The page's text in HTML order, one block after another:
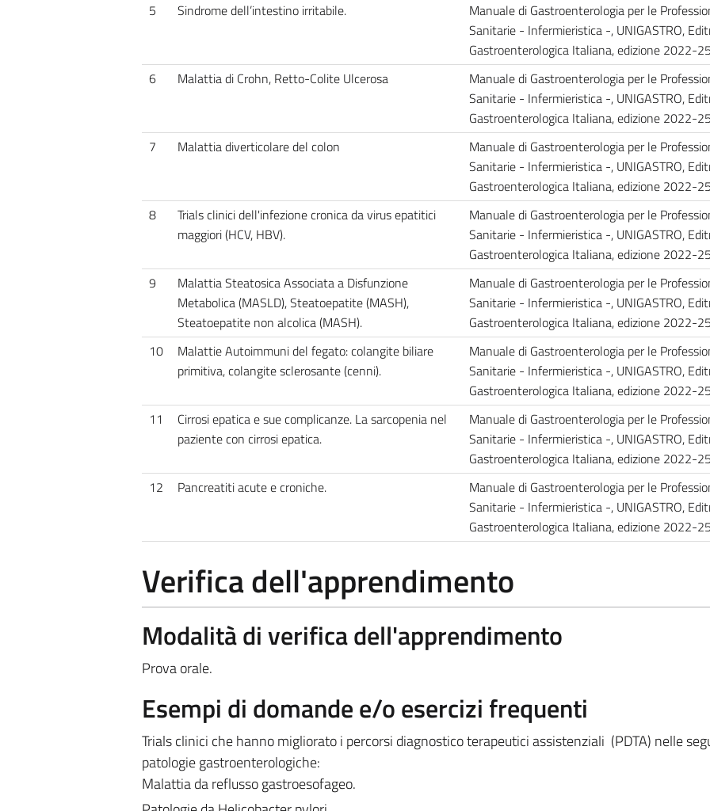
5
Sindrome dell’intestino irritabile.
Manuale di Gastroenterologia per le
Sanitarie - Infermieristica -, UNIGASTRO,
Gastroenterologica Italiana, edizione 2022-
6
Malattia di Crohn, Retto-Colite Ulcerosa
Manuale di Gastroenterologia per le
Sanitarie - Infermieristica -, UNIGASTRO,
Gastroenterologica Italiana, edizione 2022-
7
Malattia diverticolare del colon
Manuale di Gastroenterologia per le
Sanitarie - Infermieristica -, UNIGASTRO,
Gastroenterologica Italiana, edizione 2022-
8
Trials clinici dell'infezione cronica da virus epatitici
maggiori (HCV, HBV).
Manuale di Gastroenterologia per le
Sanitarie - Infermieristica -, UNIGASTRO,
Gastroenterologica Italiana, edizione 2022-
9
Malattia Steatosica Associata a Disfunzione
Metabolica (MASLD), Steatoepatite (MASH),
Steatoepatite non alcolica (MASH).
Manuale di Gastroenterologia per le
Sanitarie - Infermieristica -, UNIGASTRO,
Gastroenterologica Italiana, edizione 2022-
10
Malattie Autoimmuni del fegato: colangite biliare
primitiva, colangite sclerosante (cenni).
Manuale di Gastroenterologia per le
Sanitarie - Infermieristica -, UNIGASTRO,
Gastroenterologica Italiana, edizione 2022-
11
Cirrosi epatica e sue complicanze. La sarcopenia nel
paziente con cirrosi epatica.
Manuale di Gastroenterologia per le
Sanitarie - Infermieristica -, UNIGASTRO,
Gastroenterologica Italiana, edizione 2022-
12
Pancreatiti acute e croniche.
Manuale di Gastroenterologia per le
Sanitarie - Infermieristica -, UNIGASTRO,
Gastroenterologica Italiana, edizione 2022-
Verifica dell'apprendimento
Modalità di verifica dell'apprendimento
Prova orale.
Esempi di domande e/o esercizi frequenti
Trials clinici che hanno migliorato i percorsi diagnostico terapeutici assistenziali (PDTA) nelle
patologie gastroenterologiche:
Malattia da reflusso gastroesofageo.